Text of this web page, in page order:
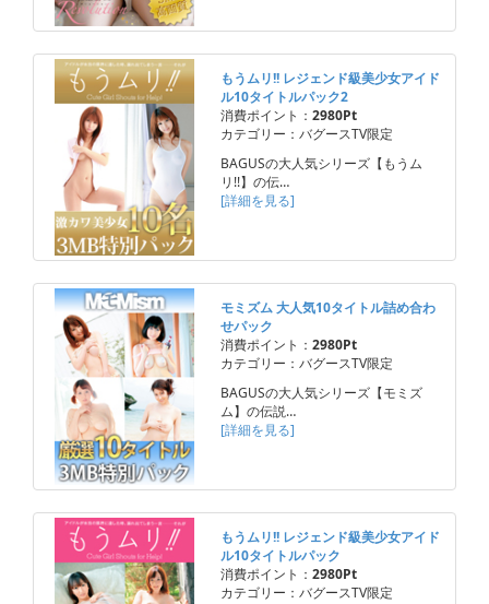
もうムリ!! レジェンド級美少女アイド
ル10タイトルパック2
消費ポイント： 2980Pt
カテゴリー：バグースTV限定
BAGUSの大人気シリーズ【もうム
リ!!】の伝…
[詳細を見る]
モミズム 大人気10タイトル詰め合わ
せパック
消費ポイント： 2980Pt
カテゴリー：バグースTV限定
BAGUSの大人気シリーズ【モミズ
ム】の伝説…
[詳細を見る]
もうムリ!! レジェンド級美少女アイド
ル10タイトルパック
消費ポイント： 2980Pt
カテゴリー：バグースTV限定